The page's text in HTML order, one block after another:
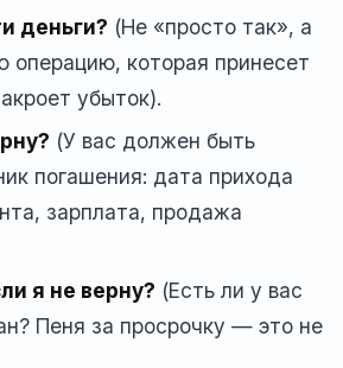
деньги? (Не «просто так», а
операцию, которая принесет
убыток).
(У вас должен быть
погашения: дата прихода
зарплата, продажа
я не верну? (Есть ли у вас
Пеня за просрочку — это не